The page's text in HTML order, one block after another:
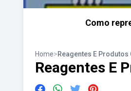
Como
Home>Reagentes E Produtos
Reagentes E